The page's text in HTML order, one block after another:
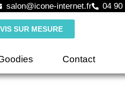
salon@icone-internet.fr 04 90
SUR MESURE
Contact